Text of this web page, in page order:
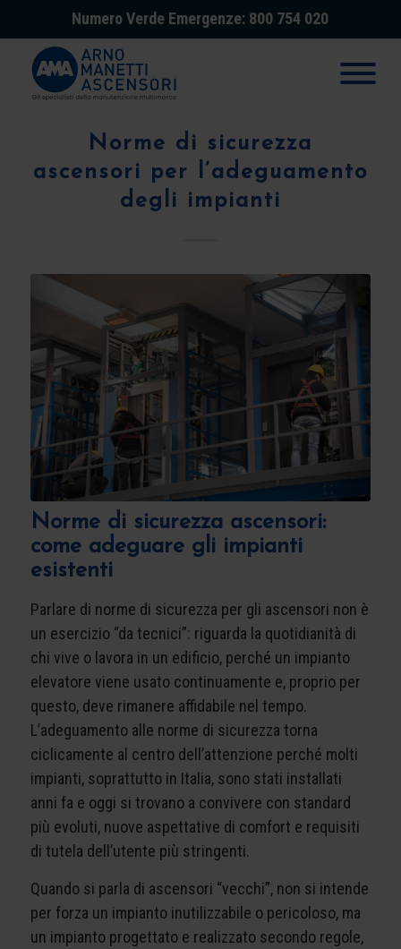
Numero Verde Emergenze: 800 754 020
Norme di sicurezza
ascensori per l’adeguamento
degli impianti
Norme di sicurezza ascensori:
come adeguare gli impianti
esistenti
Parlare di norme di sicurezza per gli ascensori non è
un esercizio “da tecnici”: riguarda la quotidianità di
chi vive o lavora in un edificio, perché un impianto
elevatore viene usato continuamente e, proprio per
questo, deve rimanere affidabile nel tempo.
L’adeguamento alle norme di sicurezza torna
ciclicamente al centro dell’attenzione perché molti
impianti, soprattutto in Italia, sono stati installati
anni fa e oggi si trovano a convivere con standard
più evoluti, nuove aspettative di comfort e requisiti
di tutela dell’utente più stringenti.
Quando si parla di ascensori “vecchi”, non si intende
per forza un impianto inutilizzabile o pericoloso, ma
un impianto progettato e realizzato secondo regole,